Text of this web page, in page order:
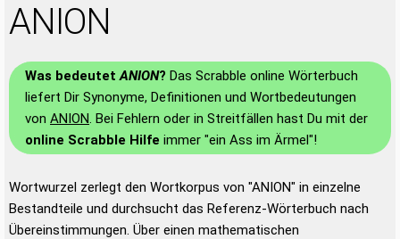
ANION
Was bedeutetANION? Das Scrabble online Wörterbuch
liefert Dir Synonyme, Definitionen und Wortbedeutungen
von ANION. Bei Fehlern oder in Streitfällen hast Du mit der
online Scrabble Hilfe immer "ein Ass im Ärmel"!
Wortwurzel zerlegt den Wortkorpus von "ANION" in einzelne
Bestandteile und durchsucht das Referenz-Wörterbuch nach
Übereinstimmungen. Über einen mathematischen